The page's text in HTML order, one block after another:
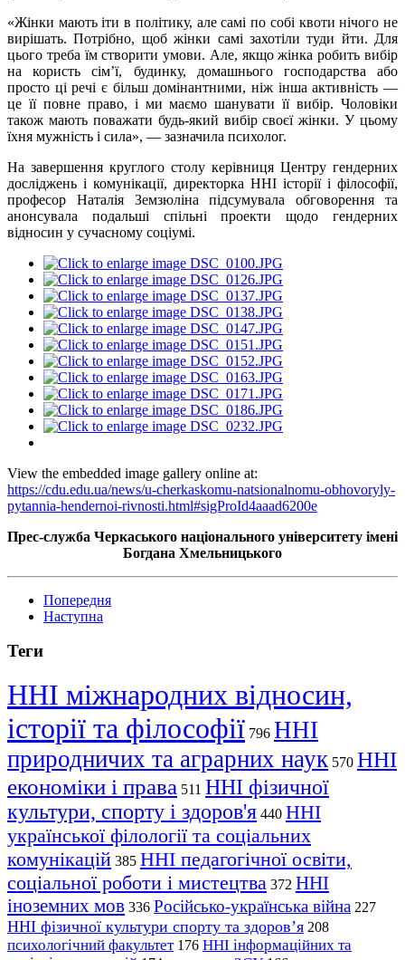
«Жінки мають іти в політику, але самі по собі квоти нічого не
вирішать. Потрібно, щоб жінки самі захотіли туди йти. Для
цього треба їм створити умови. Але, якщо жінка робить вибір
на користь сім’ї, будинку, домашнього господарства або
просто ці речі є більш домінантними, ніж інша активність —
це її повне право, і ми маємо шанувати її вибір. Чоловіки
також мають поважати будь-який вибір своєї жінки. У цьому
їхня мужність і сила», — зазначила психолог.
На завершення круглого столу керівниця Центру гендерних
досліджень і комунікації, директорка ННІ історії і філософії,
професор Наталія Земзюліна підсумувала обговорення та
анонсувала подальші спільні проекти щодо гендерних
відносин у сучасному соціумі.
View the embedded image gallery online at:
https://cdu.edu.ua/news/u-cherkaskomu-natsionalnomu-obhovoryly-
pytannia-hendernoi-rivnosti.html#sigProId4aaad6200e
Прес-служба Черкаського національного університету імені
Богдана Хмельницького
Попередня
Наступна
Теги
ННІ міжнародних відносин,
історії та філософії 796 ННІ
природничих та аграрних наук 570 ННІ
економіки і права 511 ННІ фізичної
культури, спорту і здоров'я 440 ННІ
української філології та соціальних
комунікацій 385 ННІ педагогічної освіти,
соціальної роботи і мистецтва 372 ННІ
іноземних мов 336 Російсько-українська війна 227
ННІ фізичної культури спорту та здоров’я 208
психологічний факультет 176 ННІ інформаційних та